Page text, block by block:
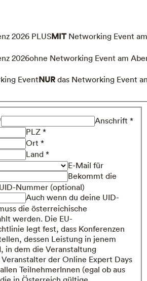
2026 PLUSMITNetworking Event
2026ohne Networking Event am
EventNUR das Networking Event
Anschrift *
PLZ *
Ort *
Land *
E-Mail für
Bekommt die
UID-Nummer (optional)
Auch wenn du deine UID-
die österreichische
werden. Die EU-
legt fest, dass Konferenzen
dessen Leistung in jenem
in dem die Veranstaltung
der Online Expert Days
TeilnehmerInnen (egal ob aus